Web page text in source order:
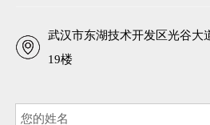
武汉市东湖技术开发区光谷大
19楼